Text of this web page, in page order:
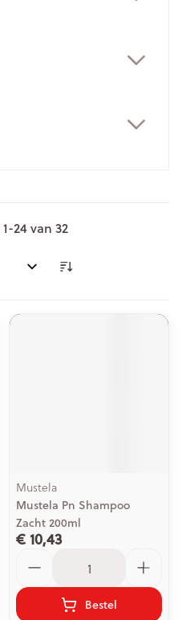
1-24van 32
Mustela
Mustela Pn Shampoo
Zacht 200ml
€ 10,43
Bestel